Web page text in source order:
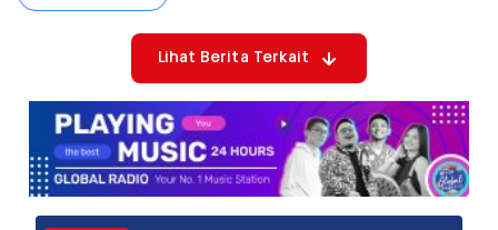
Lihat Berita Terkait